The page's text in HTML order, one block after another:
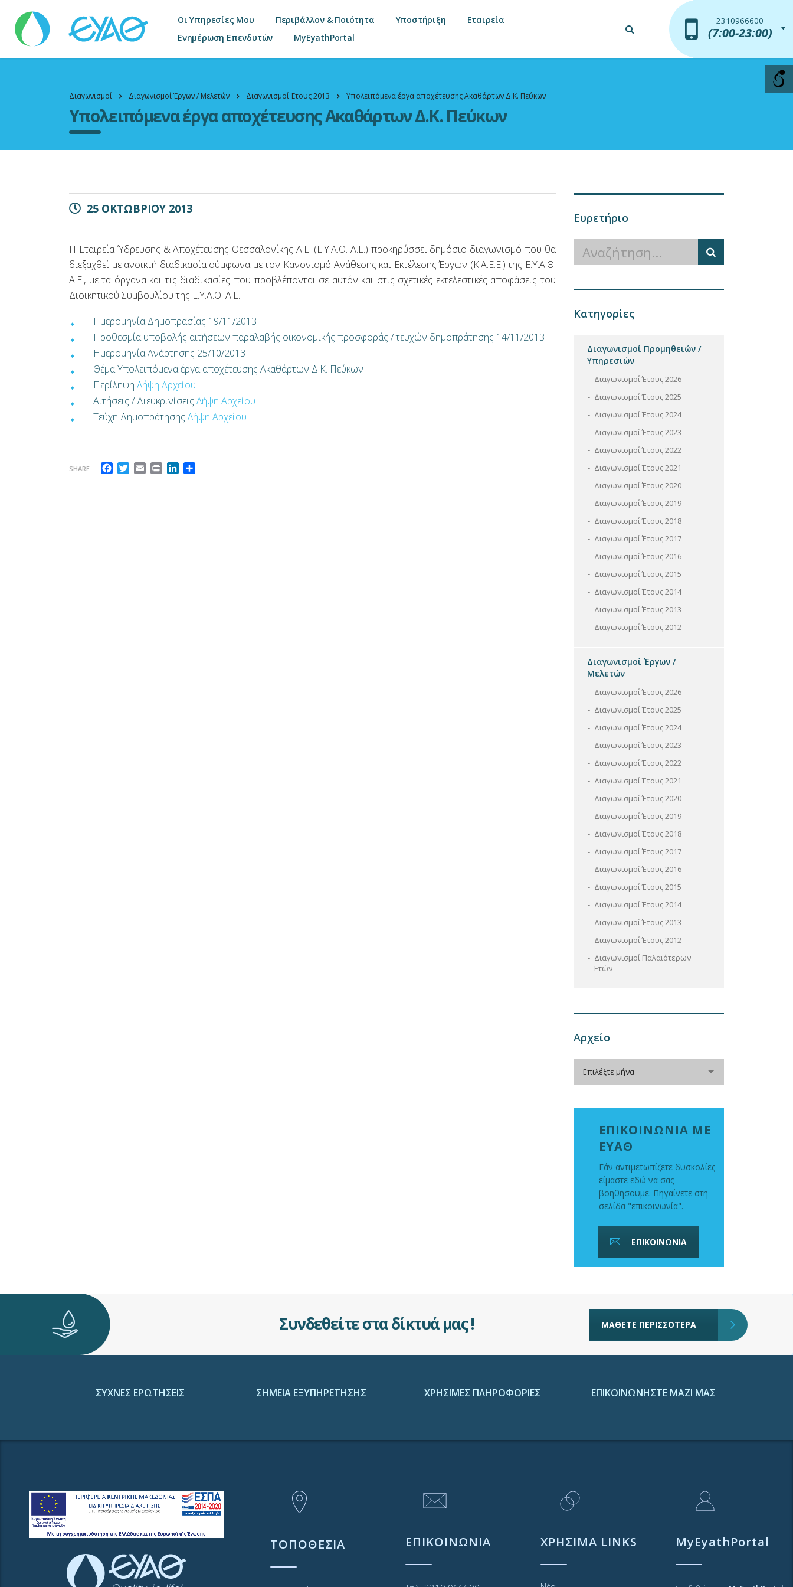
Οι Υπηρεσίες Μου Περιβάλλον & Ποιότητα Υποστήριξη
Εταιρεία
Ενημέρωση Επενδυτών
MyEyathPortal
2310966600
(7:00-23:00)
2310966600
(7:00-23:00)
Διαγωνισμοί Διαγωνισμοί Έργων / Μελετών Διαγωνισμοί Έτους 2013 Υπολειπόμενα έργα αποχέτευσης Ακαθάρτων Δ.Κ. Πεύκων
Υπολειπόμενα έργα αποχέτευσης Ακαθάρτων Δ.Κ. Πεύκων
25 ΟΚΤΩΒΡΙΟΥ 2013
Η Εταιρεία Ύδρευσης & Αποχέτευσης Θεσσαλονίκης Α.Ε. (Ε.Υ.Α.Θ. Α.Ε.) προκηρύσσει δημόσιο διαγωνισμό που θα
διεξαχθεί με ανοικτή διαδικασία σύμφωνα με τον Κανονισμό Ανάθεσης και Εκτέλεσης Έργων (Κ.Α.Ε.Ε.) της Ε.Υ.Α.Θ.
Α.Ε., με τα όργανα και τις διαδικασίες που προβλέπονται σε αυτόν και στις σχετικές εκτελεστικές αποφάσεις του
Διοικητικού Συμβουλίου της Ε.Υ.Α.Θ. Α.Ε.
Ημερομηνία Δημοπρασίας 19/11/2013
Προθεσμία υποβολής αιτήσεων παραλαβής οικονομικής προσφοράς / τευχών δημοπράτησης 14/11/2013
Ημερομηνία Ανάρτησης 25/10/2013
Θέμα Υπολειπόμενα έργα αποχέτευσης Ακαθάρτων Δ.Κ. Πεύκων
Περίληψη Λήψη Αρχείου
Αιτήσεις / Διευκρινίσεις Λήψη Αρχείου
Τεύχη Δημοπράτησης Λήψη Αρχείου
SHARE Facebook
Twitter
EmailPrintLinkedIn
Ευρετήριο
Κατηγορίες
Διαγωνισμοί Προμηθειών /
Υπηρεσιών
Διαγωνισμοί Έτους 2026
Διαγωνισμοί Έτους 2025
Διαγωνισμοί Έτους 2024
Διαγωνισμοί Έτους 2023
Διαγωνισμοί Έτους 2022
Διαγωνισμοί Έτους 2021
Διαγωνισμοί Έτους 2020
Διαγωνισμοί Έτους 2019
Διαγωνισμοί Έτους 2018
Διαγωνισμοί Έτους 2017
Διαγωνισμοί Έτους 2016
Διαγωνισμοί Έτους 2015
Διαγωνισμοί Έτους 2014
Διαγωνισμοί Έτους 2013
Διαγωνισμοί Έτους 2012
Διαγωνισμοί Έργων /
Μελετών
Διαγωνισμοί Έτους 2026
Διαγωνισμοί Έτους 2025
Διαγωνισμοί Έτους 2024
Διαγωνισμοί Έτους 2023
Διαγωνισμοί Έτους 2022
Διαγωνισμοί Έτους 2021
Διαγωνισμοί Έτους 2020
Διαγωνισμοί Έτους 2019
Διαγωνισμοί Έτους 2018
Διαγωνισμοί Έτους 2017
Διαγωνισμοί Έτους 2016
Διαγωνισμοί Έτους 2015
Διαγωνισμοί Έτους 2014
Διαγωνισμοί Έτους 2013
Διαγωνισμοί Έτους 2012
Διαγωνισμοί Παλαιότερων
Ετών
Αρχείο
Επιλέξτε μήνα
ΕΠΙΚΟΙΝΩΝΙΑ ΜΕ
ΕΥΑΘ
Εάν αντιμετωπίζετε δυσκολίες
είμαστε εδώ να σας
βοηθήσουμε. Πηγαίνετε στη
σελίδα "επικοινωνία".
ΕΠΙΚΟΙΝΩΝΙΑ
Συνδεθείτε στα δίκτυά μας ! ΜΑΘΕΤΕ ΠΕΡΙΣΣΟΤΕΡΑ
ΣΥΧΝΕΣ ΕΡΩΤΗΣΕΙΣ ΣΗΜΕΙΑ ΕΞΥΠΗΡΕΤΗΣΗΣ ΧΡΗΣΙΜΕΣ ΠΛΗΡΟΦΟΡΙΕΣ ΕΠΙΚΟΙΝΩΝΗΣΤΕ ΜΑΖΙ ΜΑΣ
ΤΟΠΟΘΕΣΙΑ ΕΠΙΚΟΙΝΩΝΙΑ ΧΡΗΣΙΜΑ LINKS MyEyathPortal